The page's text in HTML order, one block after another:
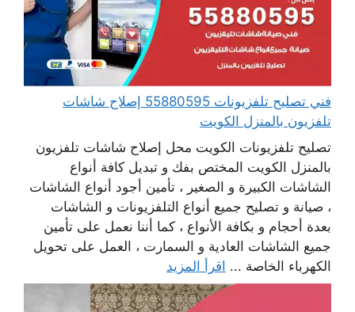
فني تصليح تلفزيونات 55880595 إصلاح شاشات
تلفزيون بالمنزل الكويت
تصليح تلفزيونات الكويت محل إصلاح شاشات تلفزيون
بالمنزل الكويت المختص بفك و تبديل كافة أنواع
الشاشات الكبيرة و الصغير ، تأمين أجود أنواع الشاشات
، صيانة و تصليح جميع أنواع التلفزيونات و الشاشات
بعدة أحجام و بكافة الأنواع ، كما أننا نعمل على تأمين
جميع الشاشات العادية و السمارت ، العمل على تحويل
الكهرباء الخاصة ... اقرأ المزيد